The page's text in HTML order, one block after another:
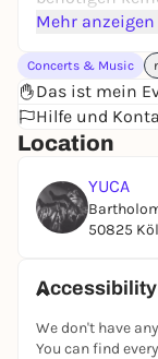
Mehr anzeigen
Concerts & Music
Das ist mein
Hilfe und
Location
YUCA
50825
We don't have
You can find